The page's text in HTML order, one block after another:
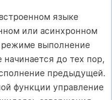
языке
или асинхронном
выполнение
до тех пор,
предыдущей.
функции управление